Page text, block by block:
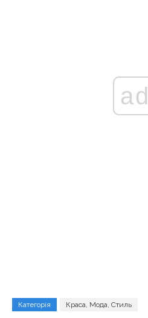
ad
Категорія Краса, Мода, Стиль